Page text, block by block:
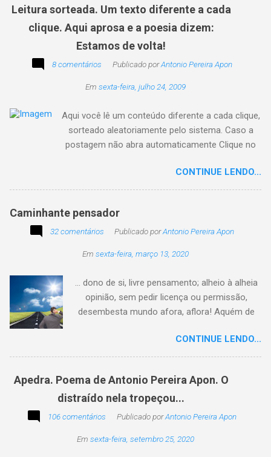
Leitura sorteada. Um texto diferente a cada
clique. Aqui aprosa e a poesia dizem:
Estamos de volta!
8 comentários Publicado porAntonio Pereira Apon
Em sexta-feira, julho 24, 2009
Aqui você lê um conteúdo diferente a cada clique,
sorteado aleatoriamente pelo sistema. Caso a
postagem não abra automaticamente Clique no
CONTINUE LENDO...
Caminhante pensador
32 comentários Publicado porAntonio Pereira Apon
Em sexta-feira, março 13, 2020
... dono de si, livre pensamento; alheio à alheia
opinião, sem pedir licença ou permissão,
desembesta mundo afora, aflora! Aquém de
sem pitaco, intromissão... Antonio Pereira
Apon. No blog Filosofando na vida , a
uma frase, verso,
poesia, pensamento, mensagem… Sobre uma
imagem postada a cada quinzena. Acima, a
participação na segunda edição dessa
CONTINUE LENDO...
Apedra. Poema de Antonio Pereira Apon. O
distraído nela tropeçou...
106 comentários Publicado porAntonio Pereira Apon
Em sexta-feira, setembro 25, 2020